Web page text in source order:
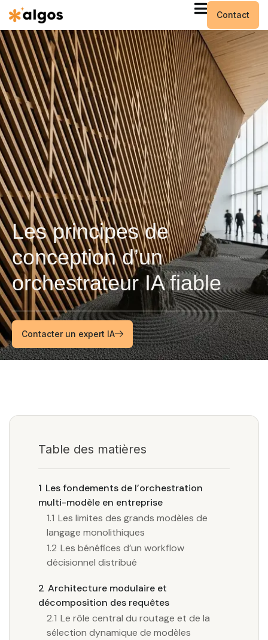
Contact
Les principes de
conception d’un
orchestrateur IA fiable
Contacter un expert IA
Table des matières
1 Les fondements de l’orchestration
multi-modèle en entreprise
1.1 Les limites des grands modèles de
langage monolithiques
1.2 Les bénéfices d’un workflow
décisionnel distribué
2 Architecture modulaire et
décomposition des requêtes
2.1 Le rôle central du routage et de la
sélection dynamique de modèles